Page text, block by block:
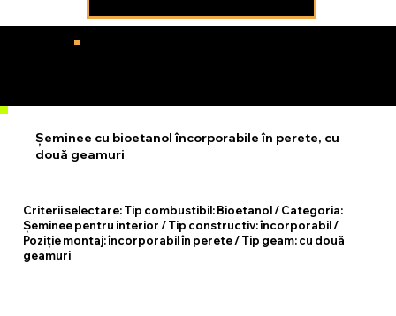
Criterii selectare:Tip combustibil: Bioetanol / Categoria:
Șeminee pentru interior / Tip constructiv: încorporabil /
Poziție montaj: încorporabil în perete / Tip geam: cu două
geamuri
Șeminee cu bioetanol încorporabile în perete, cu
două geamuri